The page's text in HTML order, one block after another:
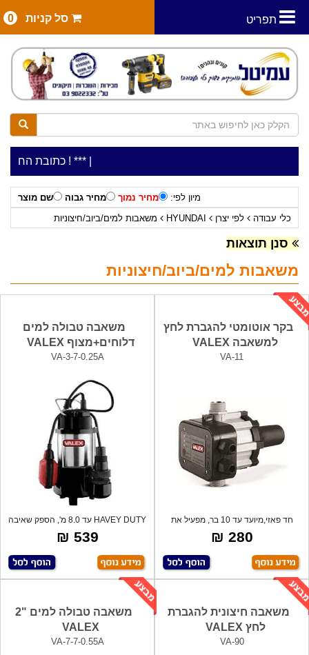
תפריט סל קניות 0
***כתובת החנות: רח' המלאכה 2, ביתן 8 ***כלי עבודה להשכרה בתעריף יומי משתלם ! ***
מיון לפי: מחיר נמוך מחיר גבוה
שם מוצר
כלי עבודה
לפי יצרן HYUNDAI משאבות למים/ביוב/חיצוניות
סנן תוצאות
משאבות למים/ביוב/חיצוניות
בקר אוטומטי להגברת לחץ
למשאבה VALEX
VA-11
חד פאזי,מיועד עד 10 בר, מפעיל את
המשאבה
280 ₪
משאבה טבולה למים
דלוחים+מצוף VALEX
VA-3-7-0.25A
HAVEY DUTY עד 8.0 מ', הספק שאיבה
110 לי
539 ₪
משאבה חיצונית להגברת
לחץ VALEX
VA-90
משאבה טבולה למים "2
VALEX
VA-7-7-0.55A